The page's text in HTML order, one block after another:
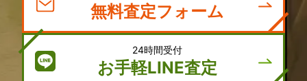
無料査定フォーム
24時間受付
お手軽LINE査定